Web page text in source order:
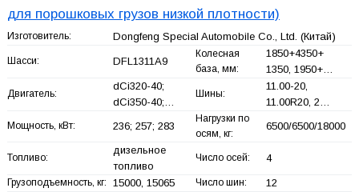
для порошковых грузов низкой плотности)
Изготовитель: Dongfeng Special Automobile Co., Ltd. (Китай)
Шасси: DFL1311A9
Колесная
база, мм:
1850+4350+
1350, 1950+…
Двигатель:
dCi320-40;
dCi350-40;…
Шины:
11.00-20,
11.00R20, 2…
Мощность, кВт: 236; 257; 283
Нагрузки по
осям, кг:
6500/6500/18000
Топливо:
дизельное
топливо
Число осей: 4
Грузоподъемность, кг: 15000, 15065 Число шин: 12